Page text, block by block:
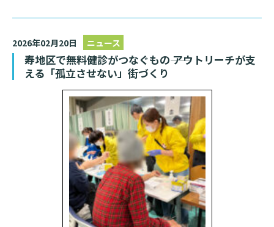
2026年02月20日 ニュース
寿地区で無料健診がつなぐもの―― アウトリーチが支
える「孤立させない」街づくり